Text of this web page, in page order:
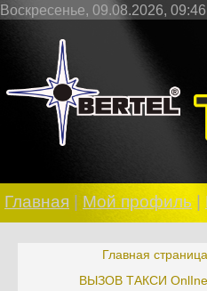
Воскресенье, 09.08.2026, 09:46
Главная Мой профиль
Главная страница
ВЫЗОВ ТАКСИ OnlIne